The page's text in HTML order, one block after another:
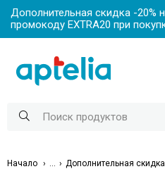
Дополнительная скидка -20%
промокоду EXTRA20 при
Начало Дополнительная скидка